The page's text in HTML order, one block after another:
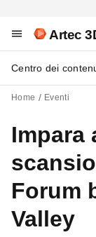
Artec
Centro dei
Home Eventi
Impara
Forum
Valley